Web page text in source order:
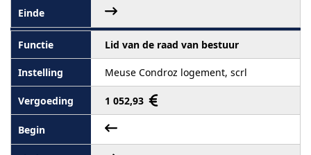
Lid van de raad van bestuur
Meuse Condroz logement, scrl
1 052,93